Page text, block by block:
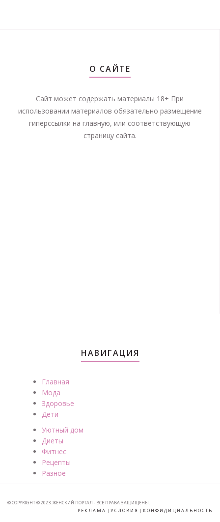
О САЙТЕ
Сайт может содержать материалы 18+ При
использовании материалов обязательно размещение
гиперссылки на главную, или соответствующую
страницу сайта.
НАВИГАЦИЯ
Главная
Мода
Здоровье
Дети
Уютный дом
Диеты
Фитнес
Рецепты
Разное
© COPYRIGHT © 2023. ЖЕНСКИЙ ПОРТАЛ - ВСЕ ПРАВА ЗАЩИЩЕНЫ.
РЕКЛАМА | УСЛОВИЯ | КОНФИДИЦИАЛЬНОСТЬ